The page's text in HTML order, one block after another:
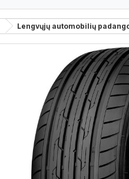
Lengvųjų automobilių